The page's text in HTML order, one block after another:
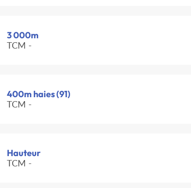
3 000m
TCM -
400m haies (91)
TCM -
Hauteur
TCM -